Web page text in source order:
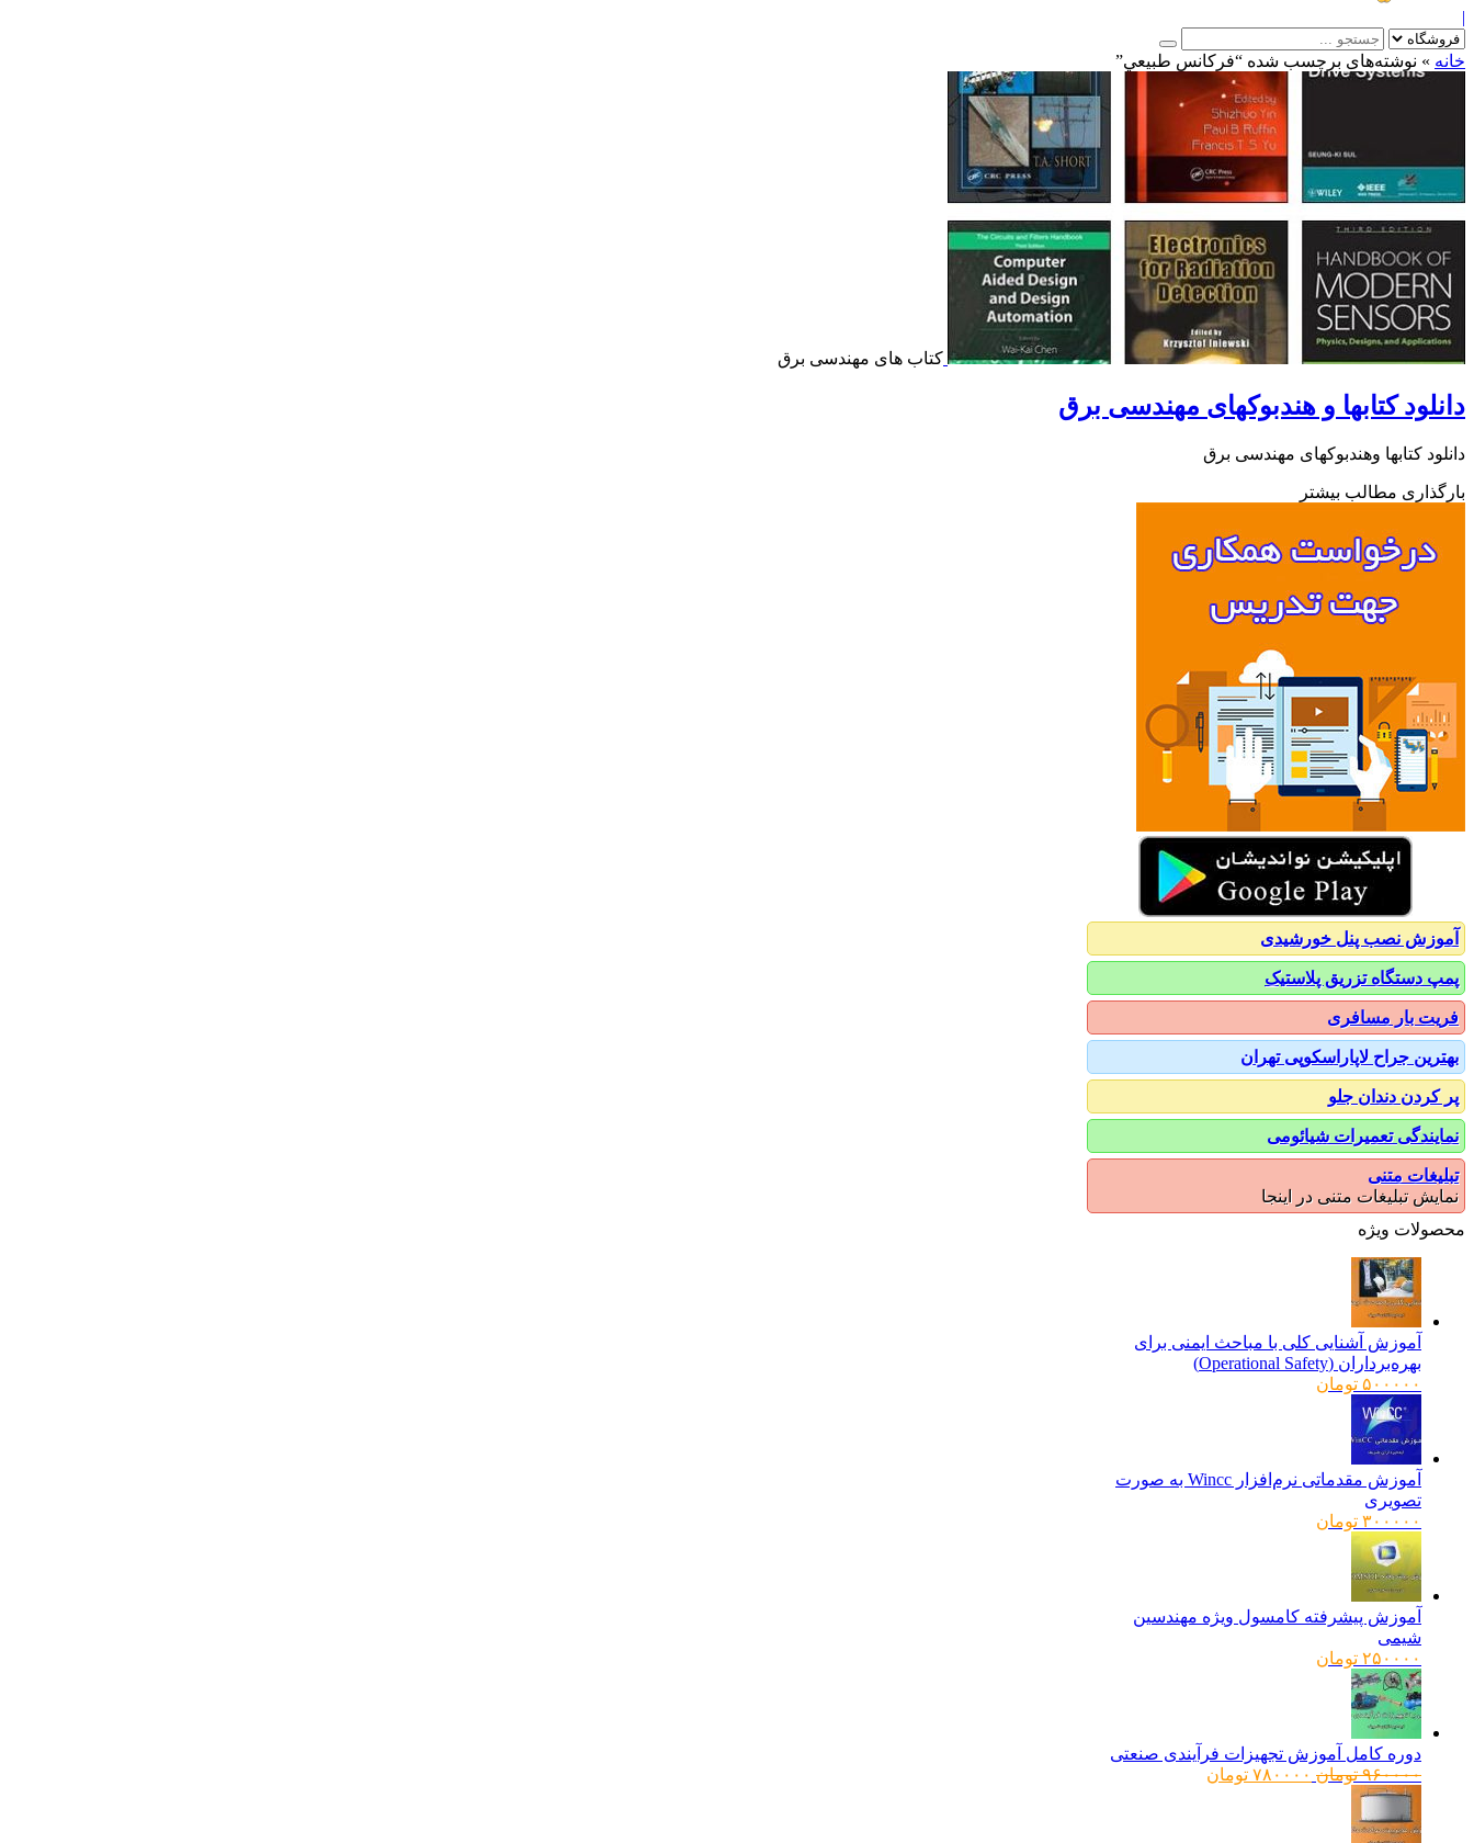
|
خانه » نوشته‌های برچسب شده “فرکانس طبيعي”
کتاب های مهندسی برق
دانلود کتابها و هندبوکهای مهندسی برق
دانلود کتابها وهندبوکهای مهندسی برق
بارگذاری مطالب بیشتر
آموزش نصب پنل خورشیدی
پمپ دستگاه تزریق پلاستیک
فریت بار مسافری
بهترین جراح لاپاراسکوپی تهران
پر کردن دندان جلو
نمایندگی تعمیرات شیائومی
تبلیغات متنی
نمایش تبلیغات متنی در اینجا
محصولات ویژه
آموزش آشنایی کلی با مباحث ایمنی برای
بهره‌برداران (Operational Safety)
۵۰۰۰۰۰ تومان
آموزش مقدماتی نرم‌افزار Wincc به صورت
تصویری
۳۰۰۰۰۰ تومان
آموزش پیشرفته کامسول ویژه مهندسین
شیمی
۲۵۰۰۰۰ تومان
دوره کامل آموزش تجهیزات فرآیندی صنعتی
۹۶۰۰۰۰ تومان قیمت
۷۸۰۰۰۰ تومان